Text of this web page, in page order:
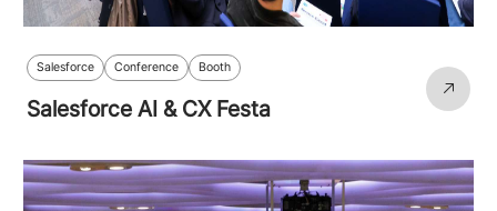
Salesforce Conference Booth
Salesforce AI & CX Festa